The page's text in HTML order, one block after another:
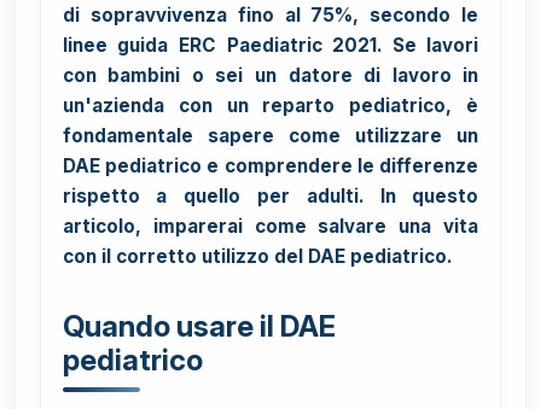
di sopravvivenza fino al 75%, secondo le
linee guida ERC Paediatric 2021. Se lavori
con bambini o sei un datore di lavoro in
un'azienda con un reparto pediatrico, è
fondamentale sapere come utilizzare un
DAE pediatrico e comprendere le differenze
rispetto a quello per adulti. In questo
articolo, imparerai come salvare una vita
con il corretto utilizzo del DAE pediatrico.
Quando usare il DAE
pediatrico